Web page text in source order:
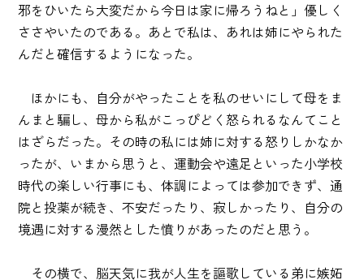
邪をひいたら大変だから今日は家に帰ろうねと」優しく
ささやいたのである。あとで私は、あれは姉にやられた
んだと確信するようになった。
ほかにも、自分がやったことを私のせいにして母をま
んまと騙し、母から私がこっぴどく怒られるなんてこと
はざらだった。その時の私には姉に対する怒りしかなか
ったが、いまから思うと、運動会や遠足といった小学校
時代の楽しい行事にも、体調によっては参加できず、通
院と投薬が続き、不安だったり、寂しかったり、自分の
境遇に対する漫然とした憤りがあったのだと思う。
その横で、脳天気に我が人生を謳歌している弟に嫉妬